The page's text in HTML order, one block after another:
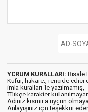
YORUM KURALLARI: Risale
Küfür, hakaret, rencide edici
imla kuralları ile yazılmamış,
Türkçe karakter
Adınız kısmına uygun
Anlayışınız için teşekkür